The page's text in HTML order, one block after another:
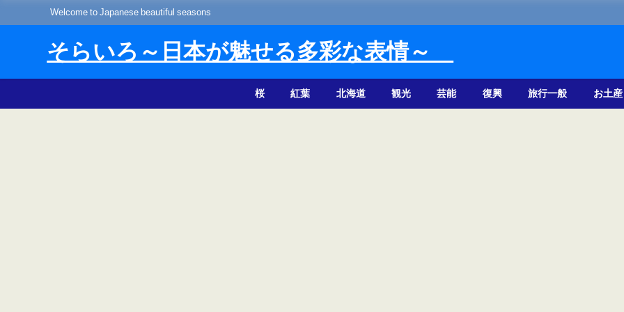
Welcome to Japanese beautiful seasons
そらいろ～日本が魅せる多彩な表情～
桜 紅葉 北海道 観光 芸能 復興 旅行一般 お土